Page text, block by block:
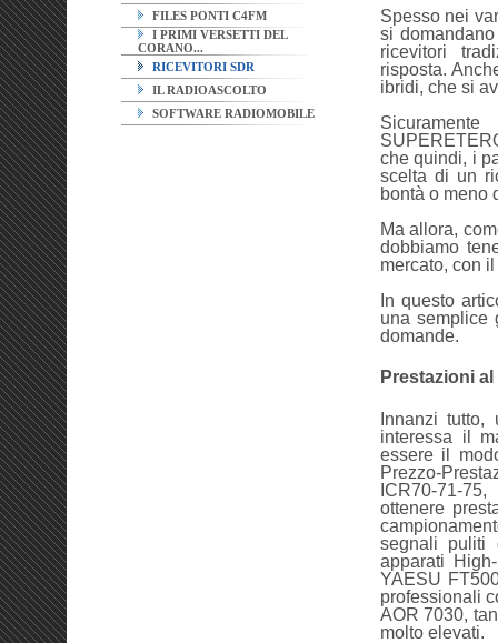
FILES PONTI C4FM
I PRIMI VERSETTI DEL
CORANO...
RICEVITORI SDR
IL RADIOASCOLTO
SOFTWARE RADIOMOBILE
Spesso nei
si
ricevitori
risposta.
ibridi, che si
che quindi, i
scelta di un
bontà o meno
Ma allora,
dobbiamo
mercato, con
In questo
una semplice
domande.
Prestazioni
Innanzi
interessa il
essere il
Prezzo-
ICR70-71-
ottenere
segnali puliti
apparati
YAESU
professionali
AOR 7030,
molto elevati.